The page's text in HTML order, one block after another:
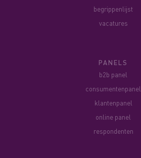
begrippenlijst
vacatures
PANELS
b2b panel
consumentenpanel
klantenpanel
online panel
respondenten